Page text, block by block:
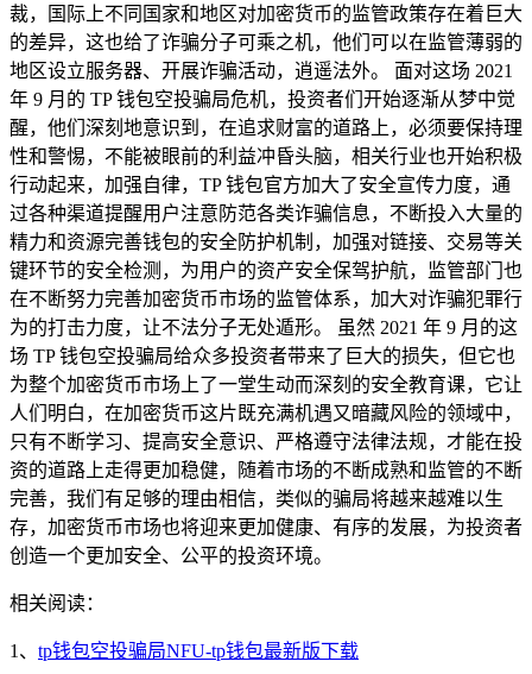
裁，国际上不同国家和地区对加密货币的监管政策存在着巨大
的差异，这也给了诈骗分子可乘之机，他们可以在监管薄弱的
地区设立服务器、开展诈骗活动，逍遥法外。 面对这场 2021
年 9 月的 TP 钱包空投骗局危机，投资者们开始逐渐从梦中觉
醒，他们深刻地意识到，在追求财富的道路上，必须要保持理
性和警惕，不能被眼前的利益冲昏头脑，相关行业也开始积极
行动起来，加强自律，TP 钱包官方加大了安全宣传力度，通
过各种渠道提醒用户注意防范各类诈骗信息，不断投入大量的
精力和资源完善钱包的安全防护机制，加强对链接、交易等关
键环节的安全检测，为用户的资产安全保驾护航，监管部门也
在不断努力完善加密货币市场的监管体系，加大对诈骗犯罪行
为的打击力度，让不法分子无处遁形。 虽然 2021 年 9 月的这
场 TP 钱包空投骗局给众多投资者带来了巨大的损失，但它也
为整个加密货币市场上了一堂生动而深刻的安全教育课，它让
人们明白，在加密货币这片既充满机遇又暗藏风险的领域中，
只有不断学习、提高安全意识、严格遵守法律法规，才能在投
资的道路上走得更加稳健，随着市场的不断成熟和监管的不断
完善，我们有足够的理由相信，类似的骗局将越来越难以生
存，加密货币市场也将迎来更加健康、有序的发展，为投资者
创造一个更加安全、公平的投资环境。
相关阅读：
1、 tp钱包空投骗局NFU-tp钱包最新版下载